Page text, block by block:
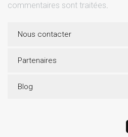
commentaires sont traitées.
Nous contacter
Partenaires
Blog